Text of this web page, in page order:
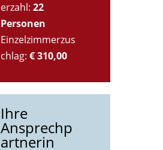
erzahl:22
Personen
Einzelzimmerzus
chlag:€ 310,00
Ihre
Ansprechp
artnerin